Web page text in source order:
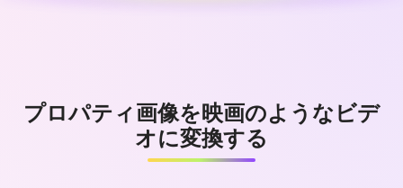
プロパティ画像を映画のようなビデ
オに変換する